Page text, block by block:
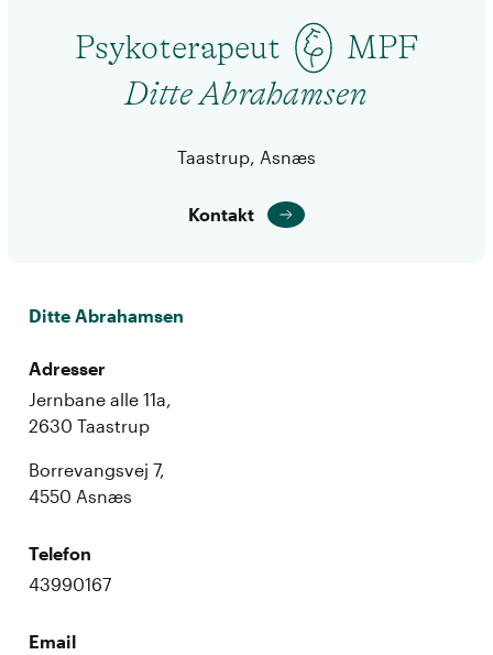
Psykoterapeut
MPF
Ditte Abrahamsen
Taastrup, Asnæs
Kontakt
Ditte Abrahamsen
Adresser
Jernbane alle 11a,
2630 Taastrup
Borrevangsvej 7,
4550 Asnæs
Telefon
43990167
Email